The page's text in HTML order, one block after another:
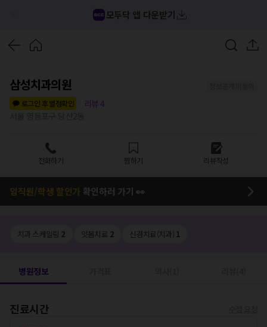
모두닥 앱 다운받기
삼성치과의원
로그인 후 별점확인
리뷰 4
전화하기 찜하기 리뷰작성
임직원/학생 할인가 확인하러 가기 👀
치과 스케일링 2 잇몸치료 2 신경치료(치과) 1
병원정보
진료시간